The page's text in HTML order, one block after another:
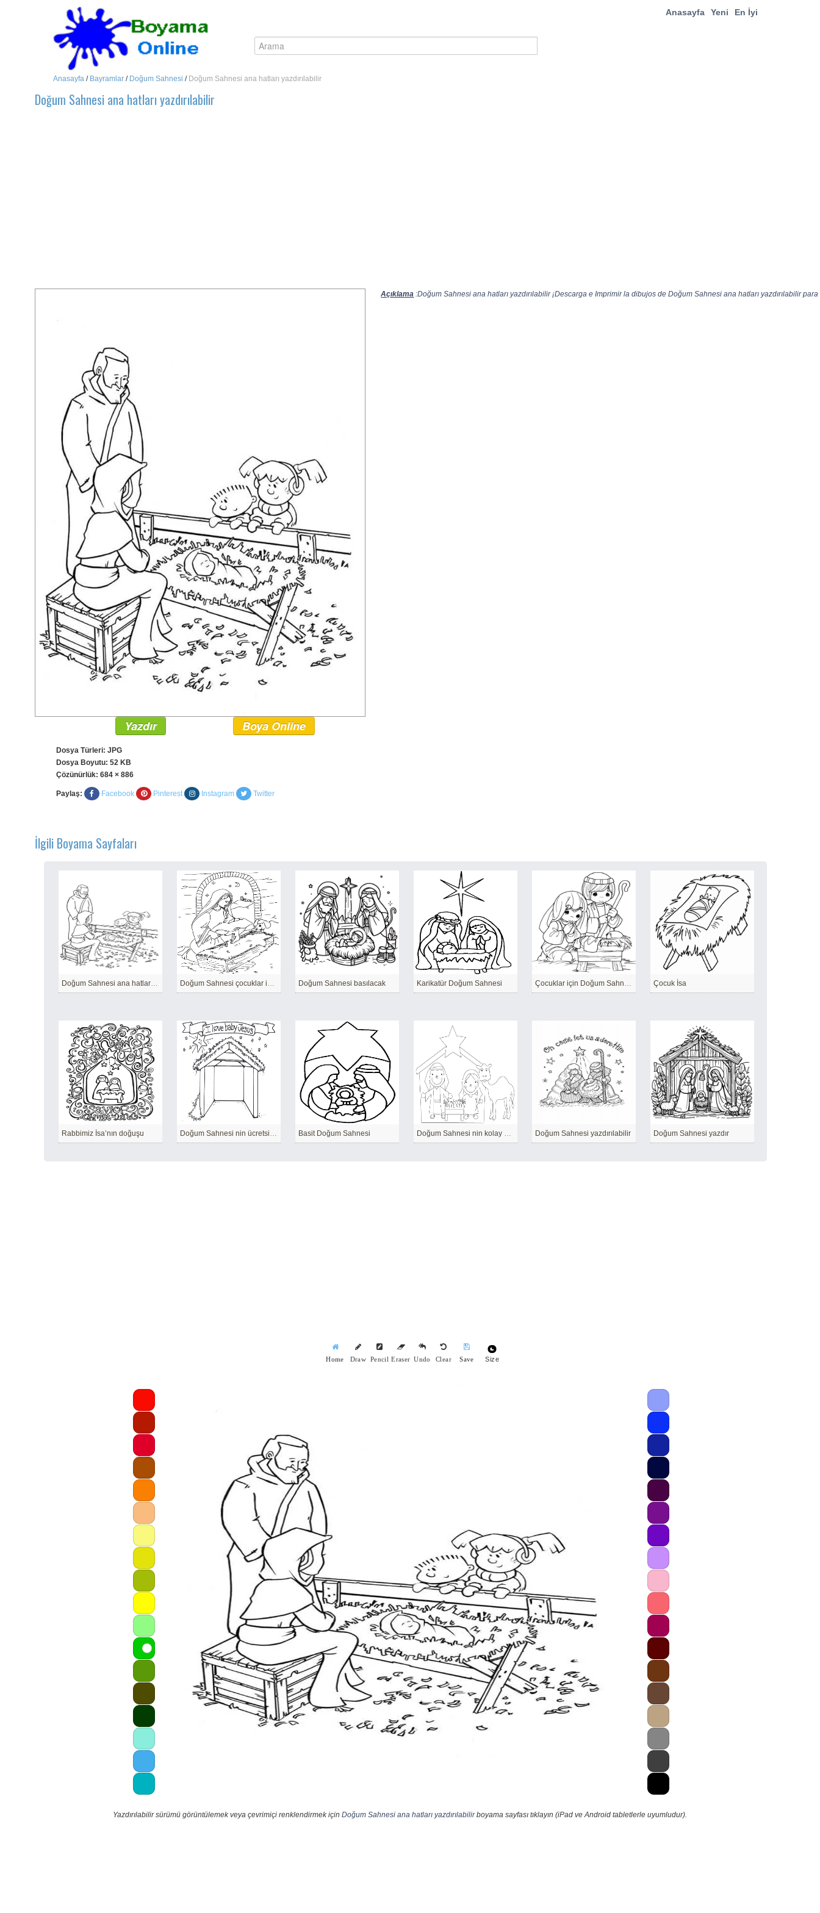
Anasayfa Yeni En İyi
Anasayfa / Bayramlar / Doğum Sahnesi / Doğum Sahnesi ana hatları yazdırılabilir
Doğum Sahnesi ana hatları yazdırılabilir
Açıklama :Doğum Sahnesi ana hatları yazdırılabilir ¡Descarga e Imprimir la dibujos de Doğum Sahnesi ana hatları yazdırılabilir
Yazdır Boya Online
Dosya Türleri: JPG
Dosya Boyutu: 52 KB
Çözünürlük: 684 × 886
Paylaş: Facebook Pinterest Instagram Twitter
İlgili Boyama Sayfaları
Doğum Sahnesi ana hatları yazdırılabilir Doğum Sahnesi çocuklar için yazdırılabilir Doğum Sahnesi basılacak Karikatür Doğum Sahnesi Çocuklar için Doğum Sahnesi Çocuk İsa
Rabbimiz İsa’nın doğuşu Doğum Sahnesi nin ücretsiz çizimi Basit Doğum Sahnesi Doğum Sahnesi nin kolay çizimi Doğum Sahnesi yazdırılabilir Doğum Sahnesi yazdır
Home Draw Pencil Eraser Undo Clear Save Size
Yazdırılabilir sürümü görüntülemek veya çevrimiçi renklendirmek için Doğum Sahnesi ana hatları yazdırılabilirboyama sayfası tıklayın (iPad ve Android tabletlerle uyumludur).